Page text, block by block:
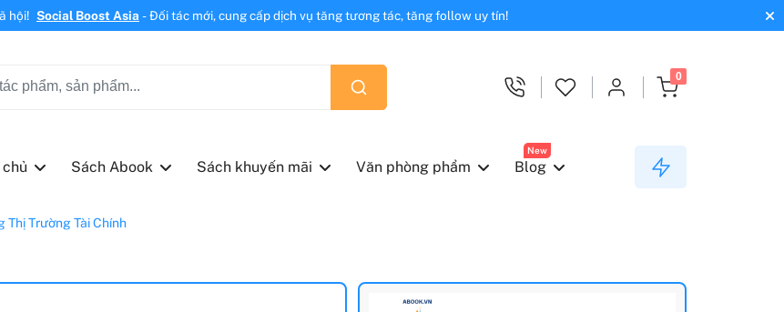
hội! Social Boost Asia - Đối tác mới, cung cấp dịch vụ tăng tương tác, tăng follow uy tín!
0
Sách Abook Sách khuyến mãi Văn phòng phẩm
New
Blog
Thị Trường Tài Chính